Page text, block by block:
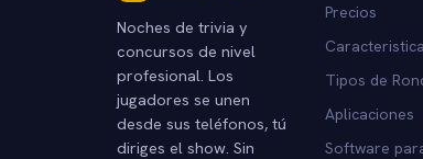
Noches de trivia y
concursos de nivel
profesional. Los
jugadores se unen
desde sus teléfonos, tú
diriges el show. Sin
Precios
Tipos de
Aplicaciones
Software